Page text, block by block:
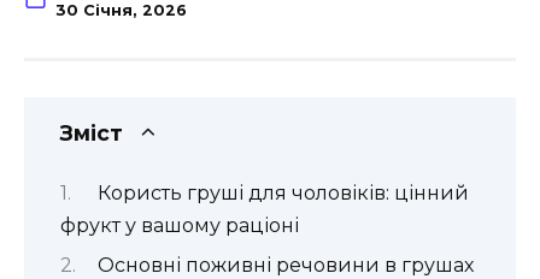
30 Січня, 2026
Зміст
Користь груші для чоловіків: цінний
фрукт у вашому раціоні
Основні поживні речовини в грушах